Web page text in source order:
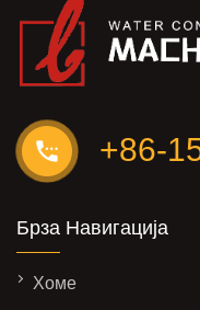
+86-
Брза Навигација
Хоме